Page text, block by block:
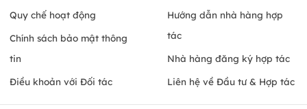
Quy chế hoạt động
Chính sách bảo mật thông
tin
Điều khoản với Đối tác
Hướng dẫn nhà hàng hợp
tác
Nhà hàng đăng ký hợp tác
Liên hệ về Đầu tư & Hợp tác